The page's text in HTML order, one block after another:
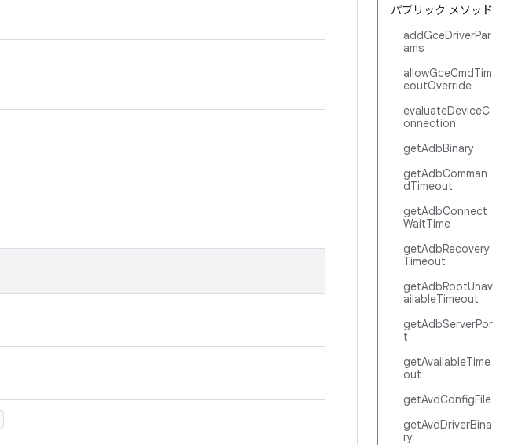
パブリック メソッド
addGceDriverPar
ams
allowGceCmdTim
eoutOverride
evaluateDeviceC
onnection
getAdbBinary
getAdbComman
dTimeout
getAdbConnect
WaitTime
getAdbRecovery
Timeout
getAdbRootUnav
ailableTimeout
getAdbServerPor
t
getAvailableTime
out
getAvdConfigFile
getAvdDriverBina
ry